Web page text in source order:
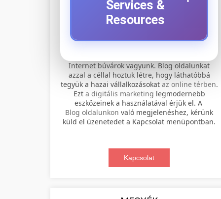
Services &
Resources
roller szervíz
+
Professional electric scooter repair and
maintenance services. Expert
technicians provide quality service for
all major brands and models.
scooter repair shop
📊 2. online marketing
ügynökség
+
services including SEO, social media
management, and digital advertising.
🛴 3. legjobb elektromos
Internet búvárok vagyunk. Blog oldalunkat
azzal a céllal hoztuk létre, hogy láthatóbbá
tegyük a hazai vállalkozásokat az online térben.
Ezt a digitális marketing legmodernebb
eszközeinek a használatával érjük el. A
Blog oldalunkon való megjelenéshez, kérünk
küld el üzenetedet a Kapcsolat menüpontban.
Kapcsolat